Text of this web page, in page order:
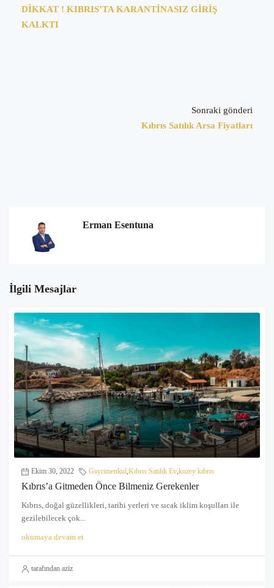
DİKKAT ! KIBRIS’TA KARANTİNASIZ GİRİŞ
KALKTI
Sonraki gönderi
Kıbrıs Satılık Arsa Fiyatları
Erman Esentuna
İlgili Mesajlar
Ekim 30, 2022 Gayrimenkul,Kıbrıs Satılık Ev,kuzey kıbrıs
Kıbrıs’a Gitmeden Önce Bilmeniz Gerekenler
Kıbrıs, doğal güzellikleri, tarihi yerleri ve sıcak iklim koşulları ile
gezilebilecek çok...
okumaya devam et
tarafından aziz